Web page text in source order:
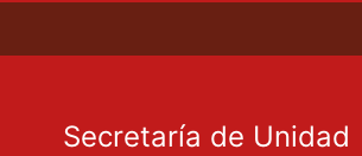
Secretaría de Unidad